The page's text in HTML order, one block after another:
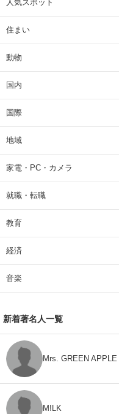
人気スポット
住まい
動物
国内
国際
地域
家電・PC・カメラ
就職・転職
教育
経済
音楽
新着著名人一覧
Mrs. GREEN APPLE
M!LK